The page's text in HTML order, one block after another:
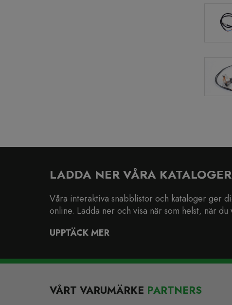
LADDA NER VÅRA KATALOGER
Våra interaktiva snabblistor och kataloger ger
online. Ladda ner och visa när som helst, när du
UPPTÄCK MER
VÅRT VARUMÄRKE PARTNERS